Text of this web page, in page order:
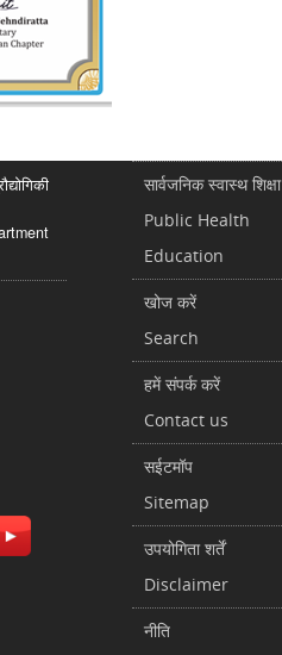
सार्वजनिक स्वास्थ शिक्षा
Public Health
Education
खोज करें
Search
हमें संपर्क करें
Contact us
सईटमॉप
Sitemap
उपयोगिता शर्तें
Disclaimer
नीति